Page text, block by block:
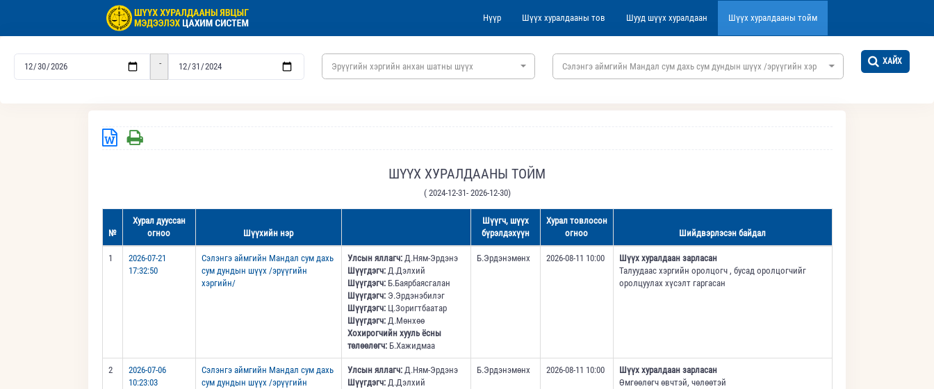
Нүүр Шүүх хуралдааны тов Шууд шүүх хуралдаан Шүүх хуралдааны тойм
- Эрүүгийн хэргийн анхан шатны шүүх Сэлэнгэ аймгийн Мандал сум дахь сум дундын шүүх /эрүүгийн хэргийн/
ХАЙХ
ШҮҮХ ХУРАЛДААНЫ ТОЙМ
( 2024-12-31- 2026-12-30)
№
Хурал дууссан
огноо
Шүүхийн нэр
Шүүгч, шүүх
бүрэлдэхүүн
Хурал товлосон
огноо
Шийдвэрлэсэн байдал
1
2026-07-21
17:32:50
Сэлэнгэ аймгийн Мандал сум дахь
сум дундын шүүх /эрүүгийн
хэргийн/
Улсын яллагч:Д.Ням-Эрдэнэ
Шүүгдэгч:Д.Дэлхий
Шүүгдэгч:Б.Баярбаясгалан
Шүүгдэгч:Э.Эрдэнэбилэг
Шүүгдэгч:Ц.Зоригтбаатар
Шүүгдэгч:Д.Мөнхөө
Хохирогчийн хууль ёсны
төлөөлөгч:Б.Хажидмаа
Б.Эрдэнэмөнх 2026-08-11 10:00
Шүүх хуралдаан зарласан
Талуудаас хэргийн оролцогч , бусад оролцогчийг
оролцуулах хүсэлт гаргасан
2
2026-07-06
10:23:03
Сэлэнгэ аймгийн Мандал сум дахь
сум дундын шүүх /эрүүгийн
Улсын яллагч:Д.Ням-Эрдэнэ
Шүүгдэгч:Д.Дэлхий
Б.Эрдэнэмөнх 2026-08-11 10:00
Шүүх хуралдаан зарласан
Өмгөөлөгч өвчтэй, чөлөөтэй